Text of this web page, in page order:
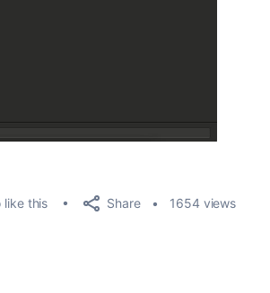
like this Share 1654 views